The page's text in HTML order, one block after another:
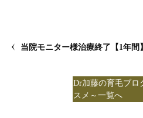
当院モニター様治療終了【1年間
Dr加藤の育毛ブロ
スメ～一覧へ